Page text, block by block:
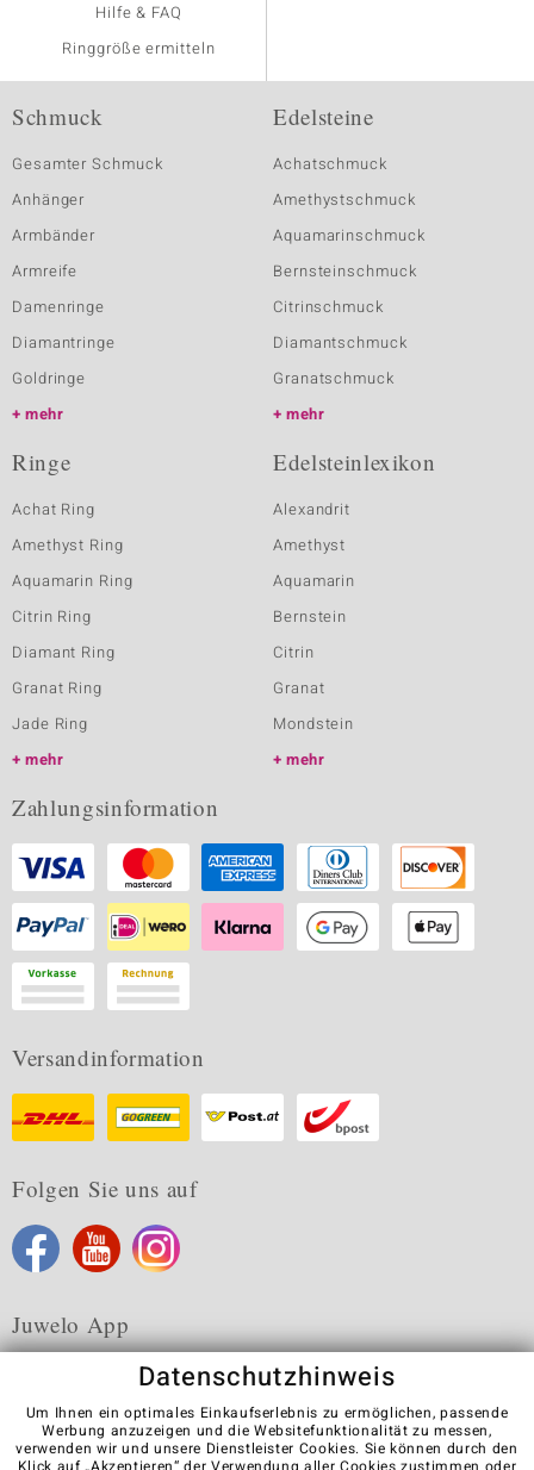
Hilfe & FAQ
Ringgröße ermitteln
Schmuck
Gesamter Schmuck
Anhänger
Armbänder
Armreife
Damenringe
Diamantringe
Goldringe
mehr
Edelsteine
Achatschmuck
Amethystschmuck
Aquamarinschmuck
Bernsteinschmuck
Citrinschmuck
Diamantschmuck
Granatschmuck
mehr
Ringe
Achat Ring
Amethyst Ring
Aquamarin Ring
Citrin Ring
Diamant Ring
Granat Ring
Jade Ring
mehr
Edelsteinlexikon
Alexandrit
Amethyst
Aquamarin
Bernstein
Citrin
Granat
Mondstein
mehr
Zahlungsinformation
Versandinformation
Folgen Sie uns auf
Juwelo App
Karriere AGB Datenschutz Cookies
Impressum
Datenschutzhinweis
Um Ihnen ein optimales Einkaufserlebnis zu ermöglichen, passende
Werbung anzuzeigen und die Websitefunktionalität zu messen,
verwenden wir und unsere Dienstleister Cookies. Sie können durch den